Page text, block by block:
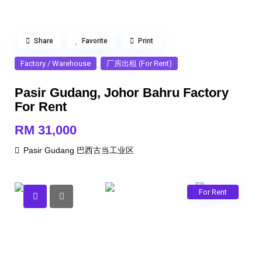
Factory / Warehouse 厂房出租 (For Rent)
Pasir Gudang, Johor Bahru Factory
For Rent
RM 31,000
Pasir Gudang 巴西古当工业区
Share Favorite Print
For Rent